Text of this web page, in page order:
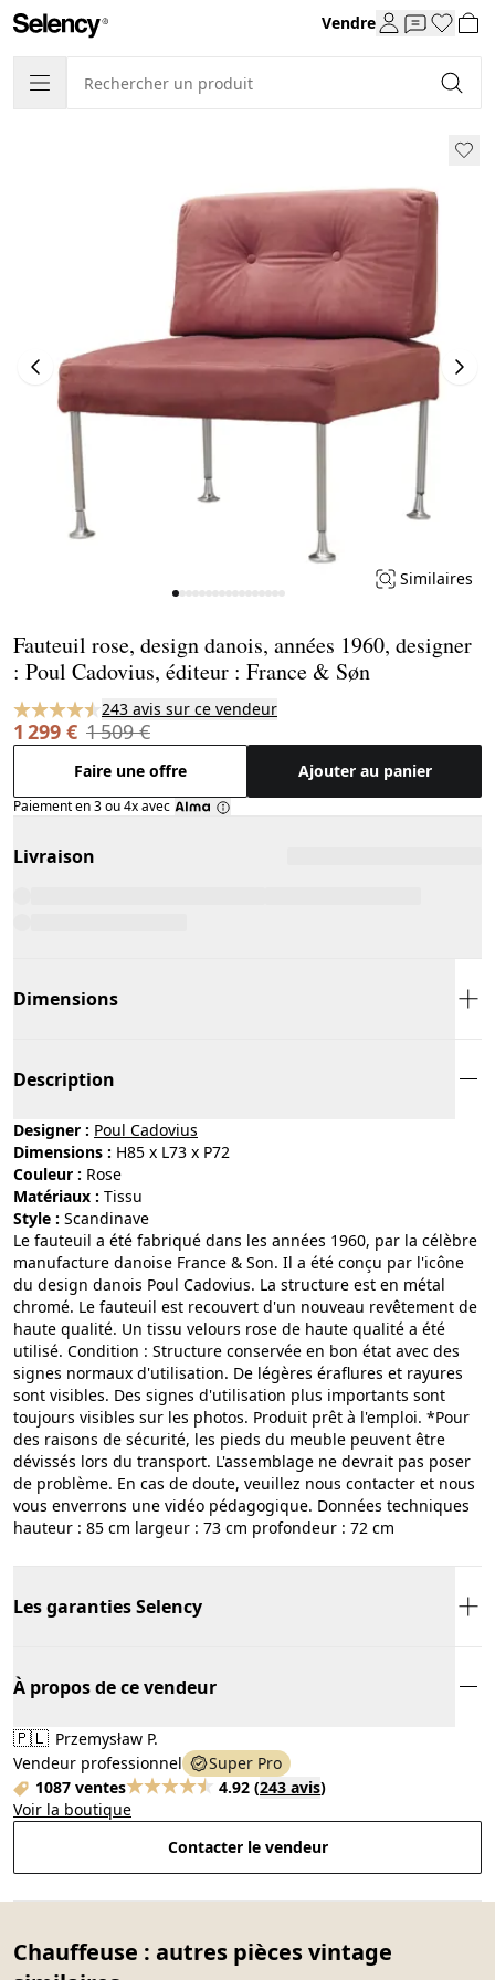
Vendre
Similaires
Fauteuil rose, design danois, années 1960, designer
: Poul Cadovius, éditeur : France & Søn
243 avis sur ce vendeur
1 299 € 1 509 €
Faire une offre Ajouter au panier
Paiement en 3 ou 4x avec
Livraison
Dimensions
Description
Designer : Poul Cadovius
Dimensions : H85 x L73 x P72
Couleur :
rose
Matériaux :
tissu
Style :
scandinave
Le fauteuil a été fabriqué dans les années 1960, par la célèbre
manufacture danoise France & Son. Il a été conçu par l'icône
du design danois Poul Cadovius. La structure est en métal
chromé. Le fauteuil est recouvert d'un nouveau revêtement de
haute qualité. Un tissu velours rose de haute qualité a été
utilisé. Condition : Structure conservée en bon état avec des
signes normaux d'utilisation. De légères éraflures et rayures
sont visibles. Des signes d'utilisation plus importants sont
toujours visibles sur les photos. Produit prêt à l'emploi. *Pour
des raisons de sécurité, les pieds du meuble peuvent être
dévissés lors du transport. L'assemblage ne devrait pas poser
de problème. En cas de doute, veuillez nous contacter et nous
vous enverrons une vidéo pédagogique. Données techniques
hauteur : 85 cm largeur : 73 cm profondeur : 72 cm
Les garanties Selency
À propos de ce vendeur
🇵🇱 Przemysław P.
Vendeur professionnel
Super Pro
1087 ventes
4.92 (243 avis)
Voir la boutique
Contacter le vendeur
Chauffeuse : autres pièces vintage